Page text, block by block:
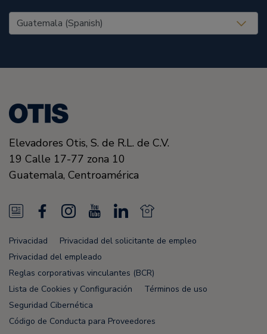
United States (EN)
Elevadores Otis, S. de R.L. de C.V.
19 Calle 17-77 zona 10
Guatemala, Centroamérica
N
e
w
s
F
e
c
e
b
o
I
n
s
t
a
g
o
T
u
b
L
k
e
d
N
e
F
e
Privacidad
Privacidad del solicitante de empleo
Privacidad del empleado
Reglas corporativas vinculantes (BCR)
Lista de Cookies y Configuración
Términos de uso
Seguridad Cibernética
Código de Conducta para Proveedores